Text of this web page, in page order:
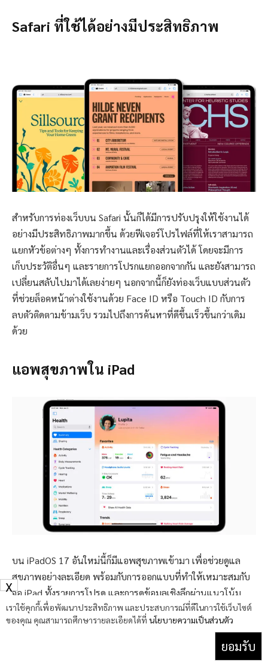
Safari ที่ใช้ได้อย่างมีประสิทธิภาพ
สำหรับการท่องเว็บบน Safari นั้นก็ได้มีการปรับปรุงให้ใช้งานได้
อย่างมีประสิทธิภาพมากขึ้น ด้วยฟีเจอร์โปรไฟล์ที่ให้เราสามารถ
แยกหัวข้อต่างๆ ทั้งการทำงานและเรื่องส่วนตัวได้ โดยจะมีการ
เก็บประวัติอื่นๆ และรายการโปรกแยกออกจากกัน และยังสามารถ
เปลี่ยนสลับไปมาได้เลยง่ายๆ นอกจากนี้ก็ยังท่องเว็บแบบส่วนตัว
ที่ช่วยล็อคหน้าต่างใช้งานด้วย Face ID หรือ Touch ID กับการ
ลบตัวติดตามข้ามเว็บ รวมไปถึงการค้นหาที่ดีขึ้นเร็วขึ้นกว่าเดิม
ด้วย
แอพสุขภาพใน iPad
บน iPadOS 17 อันใหม่นี้ก็มีแอพสุขภาพเข้ามา เพื่อช่วยดูแล
สุขภาพอย่างละเอียด พร้อมกับการออกแบบที่ทำให้เหมาะสมกับ
จอ iPad ทั้งรายการโปรด และการดูข้อมูลเชิงลึกผ่านแนวโน้ม
และแผนภูมิต่างๆ แบบครบถ้วน รวมไปถึงการติดตามการกินยา
การติดตามรอบเดือน บันทึกอารมณ์ ดูบันทึกสุขภาพและอื่นๆ ที่มี
ระบบความปลอดภัยและส่วนตัว นอกจากนี้นักพัฒนาก็สามารถใช้
HealthKit บน iPad เพื่อสร้างสรรค์สิ่งต่างๆ ในแอพอย่างเป็น
เราใช้คุกกี้เพื่อพัฒนาประสิทธิภาพ และประสบการณ์ที่ดีในการใช้เว็บไซต์
ของคุณ คุณสามารถศึกษารายละเอียดได้ที่ นโยบายความเป็นส่วนตัว
ยอมรับ
X